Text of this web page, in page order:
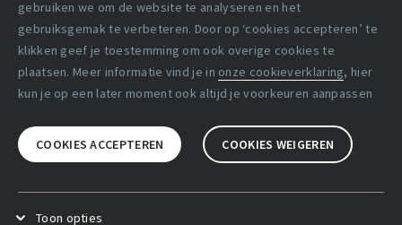
gebruiken we om de website te analyseren en het
gebruiksgemak te verbeteren. Door op ‘cookies accepteren’ te
klikken geef je toestemming om ook overige cookies te
plaatsen. Meer informatie vind je in onze cookieverklaring, hier
kun je op een later moment ook altijd je voorkeuren aanpassen
COOKIES ACCEPTEREN COOKIES WEIGEREN
Toon opties
Copyright statement
Lidmaatschapsvoorwaarden
Disclaimer
Privacy verklaring